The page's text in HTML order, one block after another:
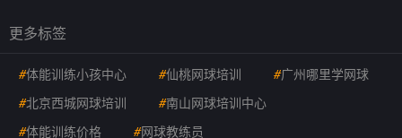
更多标签
#体能训练小孩中心 #仙桃网球培训 #广州哪里学网球
#北京西城网球培训 #南山网球培训中心
#体能训练价格 #网球教练员